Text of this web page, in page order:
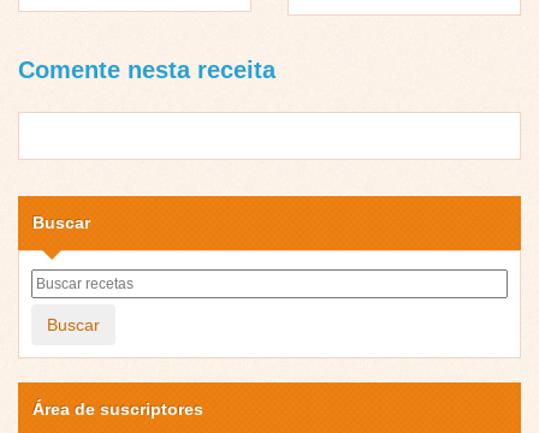
Comente nesta receita
Buscar
Buscar
Área de suscriptores